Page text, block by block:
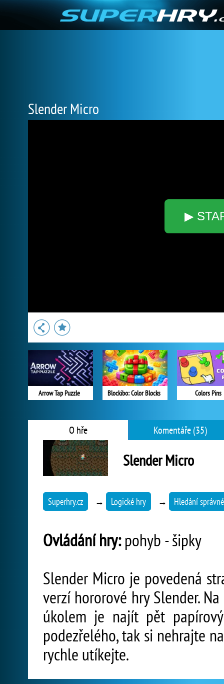
Slender Micro
▶
Arrow Tap Puzzle Blockibo: Color Blocks Colors Pins
O hře Komentáře (35)
Slender Micro
Superhry.cz → Logické hry → Hledání
Ovládání hry:pohyb - šipky
Slender Micro je povedená
verzí hororové hry Slender.
úkolem je najít pět
podezřelého, tak si nehrajte
rychle utíkejte.